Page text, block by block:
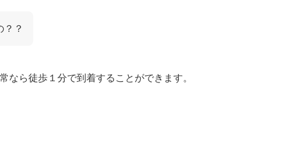
？？
なら徒歩１分で到着することができます。